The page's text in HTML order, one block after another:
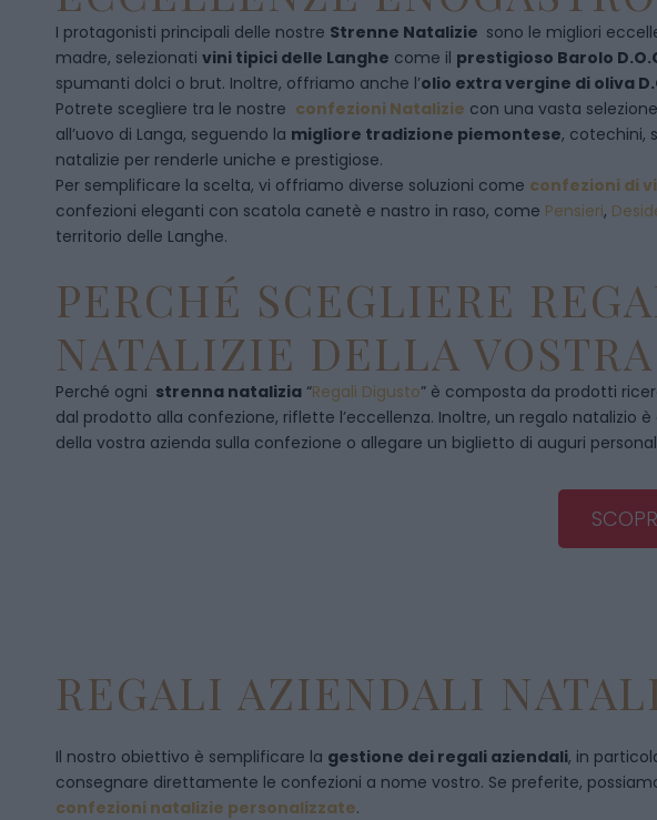
I protagonisti principali delle nostre Strenne Natalizie sono le migliori
madre, selezionati vini tipici delle Langhe come il prestigioso Barolo
spumanti dolci o brut. Inoltre, offriamo anche l’olio extra vergine di oliva
Potrete scegliere tra le nostre confezioni Natalizie con una vasta
all’uovo di Langa, seguendo la migliore tradizione piemontese, cotechini,
natalizie per renderle uniche e prestigiose.
Per semplificare la scelta, vi offriamo diverse soluzioni come confezioni di
confezioni eleganti con scatola canetè e nastro in raso, come Pensieri,
territorio delle Langhe.
PERCHÉ SCEGLIERE
NATALIZIE DELLA
Perché ogni strenna natalizia “Regali Digusto” è composta da prodotti
dal prodotto alla confezione, riflette l’eccellenza. Inoltre, un regalo natalizio
della vostra azienda sulla confezione o allegare un biglietto di auguri
REGALI AZIENDALI
Il nostro obiettivo è semplificare la gestione dei regali aziendali, in
consegnare direttamente le confezioni a nome vostro. Se preferite,
confezioni natalizie personalizzate.